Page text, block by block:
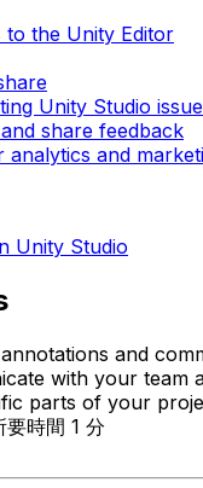
to the Unity Editor
Unity Studio
share feedback
analytics and
Unity Studio
and
with your team
parts of your
時間 1 分